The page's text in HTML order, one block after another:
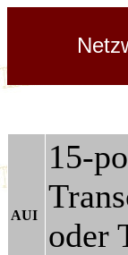
AUI
15-
oder